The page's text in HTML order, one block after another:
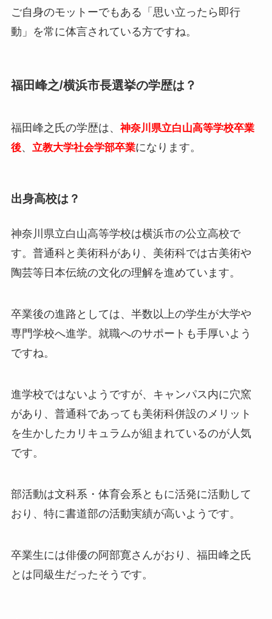
ご自身のモットーでもある「思い立ったら即行
動」を常に体言されている方ですね。
福田峰之/横浜市長選挙の学歴は？
福田峰之氏の学歴は、神奈川県立白山高等学校卒業
後、 立教大学社会学部卒業になります。
出身高校は？
神奈川県立白山高等学校は横浜市の公立高校で
す。普通科と美術科があり、美術科では古美術や
陶芸等日本伝統の文化の理解を進めています。
卒業後の進路としては、半数以上の学生が大学や
専門学校へ進学。就職へのサポートも手厚いよう
ですね。
進学校ではないようですが、キャンパス内に穴窯
があり、普通科であっても美術科併設のメリット
を生かしたカリキュラムが組まれているのが人気
です。
部活動は文科系・体育会系ともに活発に活動して
おり、特に書道部の活動実績が高いようです。
卒業生には俳優の阿部寛さんがおり、福田峰之氏
とは同級生だったそうです。